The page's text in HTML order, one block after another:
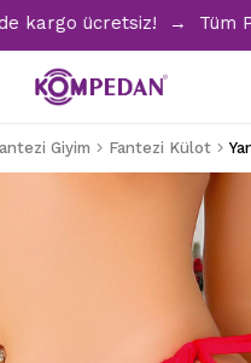
ücretsiz! → Tüm
Giyim Fantezi Külot